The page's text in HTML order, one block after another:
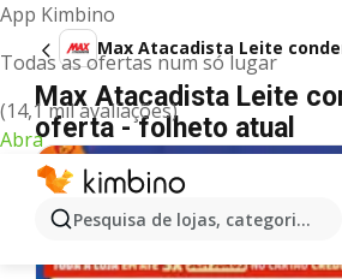
App Kimbino
Todas as ofertas num só lugar
(14,1 mil avaliações)
Abra
Pesquisa de lojas,
Max Atacadista Leite
Max Atacadista Leite
oferta - folheto atual